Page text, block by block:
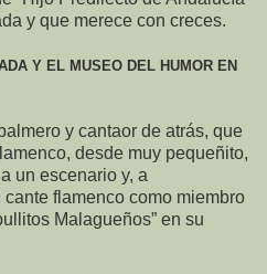
y que merece con creces.
Y EL MUSEO DEL HUMOR EN
y cantaor de atrás, que
desde muy pequeñito,
un escenario y, a
flamenco como miembro
Malagueños” en su